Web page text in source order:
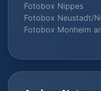
Fotobox Nippes
Fotobox Neustadt/
Fotobox Monheim